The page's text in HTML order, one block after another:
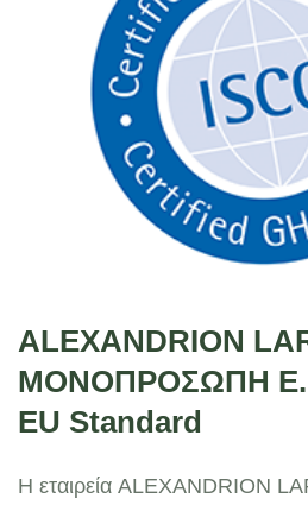
ALEXANDRION
ΜΟΝΟΠΡΟΣΩΠΗ
EU Standard
Η εταιρεία ALEXANDRION